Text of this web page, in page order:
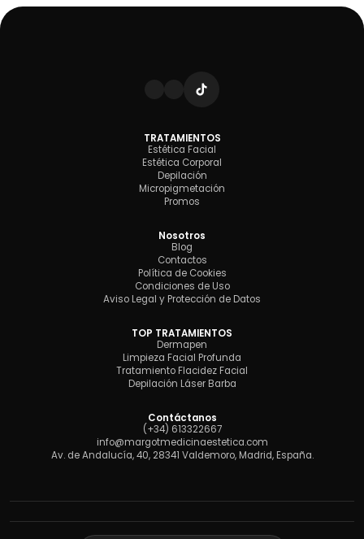
TRATAMIENTOS
Estética Facial
Estética Corporal
Depilación
Micropigmetación
Promos
Nosotros
Blog
Contactos
Política de Cookies
Condiciones de Uso
Aviso Legal y Protección de Datos
TOP TRATAMIENTOS
Dermapen
Limpieza Facial Profunda
Tratamiento Flacidez Facial
Depilación Láser Barba
Contáctanos
(+34) 613322667
info@margotmedicinaestetica.com
Av. de Andalucía, 40, 28341 Valdemoro, Madrid, España.